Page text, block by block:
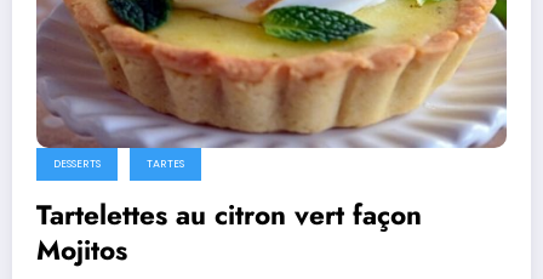
DESSERTS TARTES
Tartelettes au citron vert façon
Mojitos